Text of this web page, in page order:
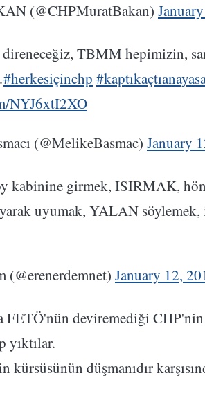
(@CHPMuratBakan)
direneceğiz, TBMM hepimizin,
#herkesiçinchp
NYJ6xtI2XO
(@MelikeBasmac) January
kabinine girmek, ISIRMAK,
uyumak, YALAN
January 12,
FETÖ'nün deviremediği
düşmanıdır